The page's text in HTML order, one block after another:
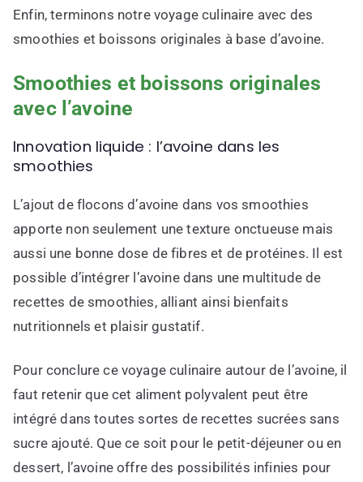
Enfin, terminons notre voyage culinaire avec des
smoothies et boissons originales à base d’avoine.
Smoothies et boissons originales
avec l’avoine
Innovation liquide : l’avoine dans les
smoothies
L’ajout de flocons d’avoine dans vos smoothies
apporte non seulement une texture onctueuse mais
aussi une bonne dose de fibres et de protéines. Il est
possible d’intégrer l’avoine dans une multitude de
recettes de smoothies, alliant ainsi bienfaits
nutritionnels et plaisir gustatif.
Pour conclure ce voyage culinaire autour de l’avoine, il
faut retenir que cet aliment polyvalent peut être
intégré dans toutes sortes de recettes sucrées sans
sucre ajouté. Que ce soit pour le petit-déjeuner ou en
dessert, l’avoine offre des possibilités infinies pour